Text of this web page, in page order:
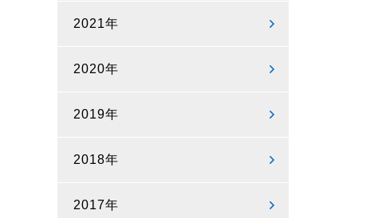
2021年
2020年
2019年
2018年
2017年